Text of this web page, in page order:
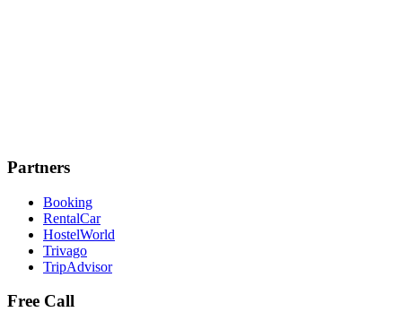
Partners
Booking
RentalCar
HostelWorld
Trivago
TripAdvisor
Free Call